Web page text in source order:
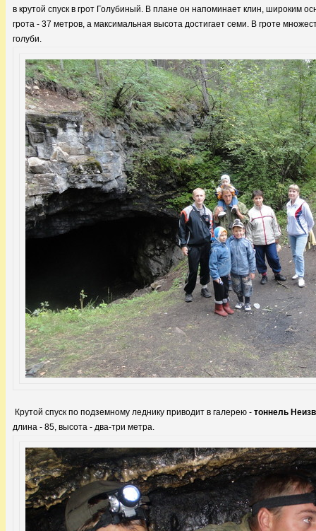
в крутой спуск в грот Голубиный. В плане он напоминает клин, широким
грота - 37 метров, а максимальная высота достигает семи. В гроте
голуби.
Крутой спуск по подземному леднику приводит в галерею - тоннель
длина - 85, высота - два-три метра.